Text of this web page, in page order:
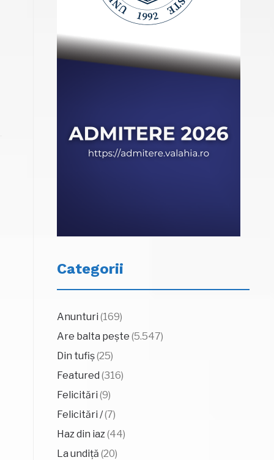
Categorii
Anunturi (169)
Are balta pește (5.547)
Din tufiș(25)
Featured (316)
Felicitări (9)
Felicitări /(7)
Haz din iaz(44)
La undiță (20)